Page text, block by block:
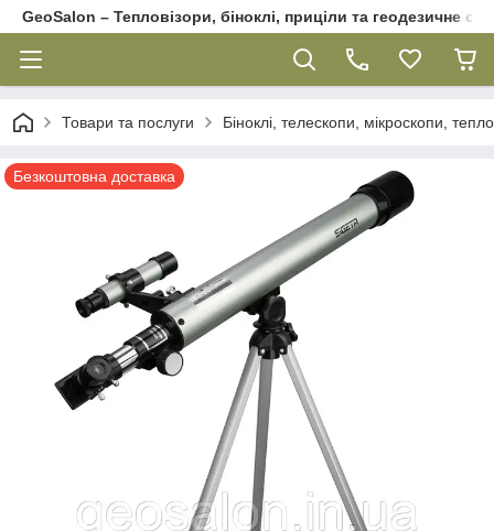
GeoSalon – Тепловізори, біноклі, приціли та геодезичне
Товари та послуги Біноклі, телескопи, мікроскопи,
Безкоштовна доставка